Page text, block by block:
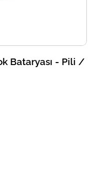
Bataryası - Pili /